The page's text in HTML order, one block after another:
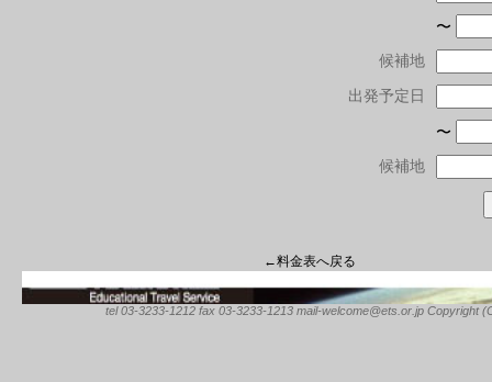
〜
候補地
出発予定日
〜
候補地
←料金表へ戻る
tel 03-3233-1212 fax 03-3233-1213 mail-welcome@ets.or.jp Copyright